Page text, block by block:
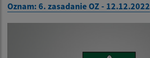
Oznam: 6. zasadanie OZ - 12.12.2022